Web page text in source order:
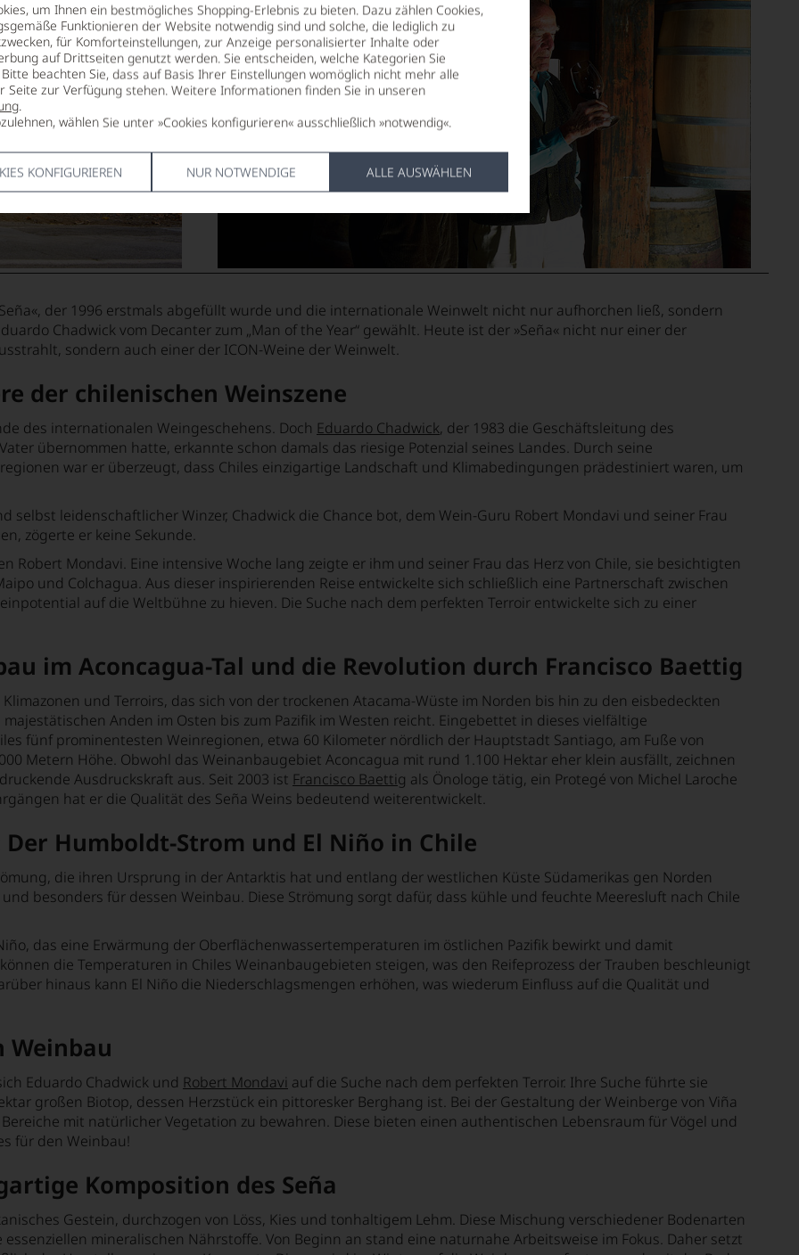
um Ihnen ein bestmögliches Shopping-Erlebnis zu bieten. Dazu zählen Cookies,
Funktionieren der Website notwendig sind und solche, die lediglich zu
für Komforteinstellungen, zur Anzeige personalisierter Inhalte oder
auf Drittseiten genutzt werden. Sie entscheiden, welche Kategorien Sie
beachten Sie, dass auf Basis Ihrer Einstellungen womöglich nicht mehr alle
Seite zur Verfügung stehen. Weitere Informationen finden Sie in unseren
.
wählen Sie unter »Cookies konfigurieren« ausschließlich »notwendig«.
KONFIGURIEREN NUR NOTWENDIGE ALLE AUSWÄHLEN
der 1996 erstmals abgefüllt wurde und die internationale Weinwelt nicht nur aufhorchen ließ, sondern
Chadwick vom Decanter zum „Man of the Year“ gewählt. Heute ist der »Seña« nicht nur einer der
sondern auch einer der ICON-Weine der Weinwelt.
der chilenischen Weinszene
des internationalen Weingeschehens. Doch Eduardo Chadwick, der 1983 die Geschäftsleitung des
übernommen hatte, erkannte schon damals das riesige Potenzial seines Landes. Durch seine
war er überzeugt, dass Chiles einzigartige Landschaft und Klimabedingungen prädestiniert waren, um
selbst leidenschaftlicher Winzer, Chadwick die Chance bot, dem Wein-Guru Robert Mondavi und seiner Frau
zögerte er keine Sekunde.
Robert Mondavi. Eine intensive Woche lang zeigte er ihm und seiner Frau das Herz von Chile, sie besichtigten
und Colchagua. Aus dieser inspirierenden Reise entwickelte sich schließlich eine Partnerschaft zwischen
auf die Weltbühne zu hieven. Die Suche nach dem perfekten Terroir entwickelte sich zu einer
im Aconcagua-Tal und die Revolution durch Francisco Baettig
und Terroirs, das sich von der trockenen Atacama-Wüste im Norden bis hin zu den eisbedeckten
Anden im Osten bis zum Pazifik im Westen reicht. Eingebettet in dieses vielfältige
fünf prominentesten Weinregionen, etwa 60 Kilometer nördlich der Hauptstadt Santiago, am Fuße von
Metern Höhe. Obwohl das Weinanbaugebiet Aconcagua mit rund 1.100 Hektar eher klein ausfällt, zeichnen
Ausdruckskraft aus. Seit 2003 ist Francisco Baettig als Önologe tätig, ein Protegé von Michel Laroche
hat er die Qualität des Seña Weins bedeutend weiterentwickelt.
Humboldt-Strom und El Niño in Chile
die ihren Ursprung in der Antarktis hat und entlang der westlichen Küste Südamerikas gen Norden
besonders für dessen Weinbau. Diese Strömung sorgt dafür, dass kühle und feuchte Meeresluft nach Chile
das eine Erwärmung der Oberflächenwassertemperaturen im östlichen Pazifik bewirkt und damit
die Temperaturen in Chiles Weinanbaugebieten steigen, was den Reifeprozess der Trauben beschleunigt
hinaus kann El Niño die Niederschlagsmengen erhöhen, was wiederum Einfluss auf die Qualität und
Weinbau
Eduardo Chadwick und Robert Mondavi auf die Suche nach dem perfekten Terroir. Ihre Suche führte sie
großen Biotop, dessen Herzstück ein pittoresker Berghang ist. Bei der Gestaltung der Weinberge von Viña
mit natürlicher Vegetation zu bewahren. Diese bieten einen authentischen Lebensraum für Vögel und
für den Weinbau!
Komposition des Seña
Gestein, durchzogen von Löss, Kies und tonhaltigem Lehm. Diese Mischung verschiedener Bodenarten
mineralischen Nährstoffe. Von Beginn an stand eine naturnahe Arbeitsweise im Fokus. Daher setzt